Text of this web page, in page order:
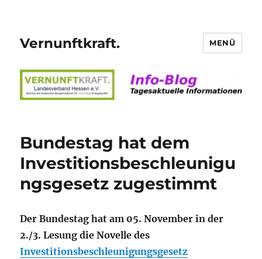
Vernunftkraft. MENÜ
Bundestag hat dem
Investitionsbeschleunigu
ngsgesetz zugestimmt
Der Bundestag hat am 05. November in der
2./3. Lesung die Novelle des
Investitionsbeschleunigungsgesetz